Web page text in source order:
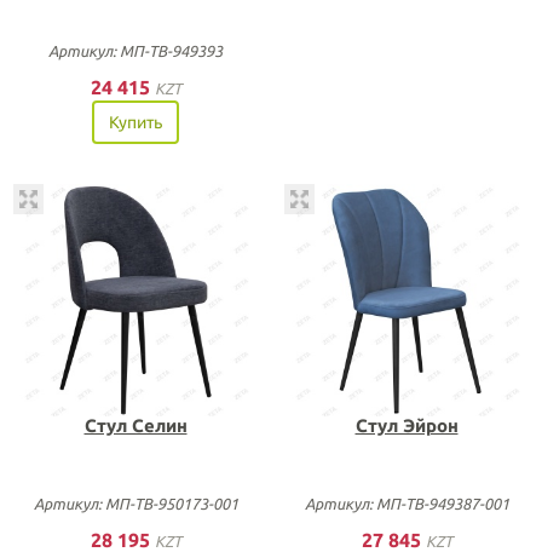
Артикул: МП-ТВ-949393
24 415 KZT
Купить
Стул Селин
Артикул: МП-ТВ-950173-001
28 195 KZT
Стул Эйрон
Артикул: МП-ТВ-949387-001
27 845 KZT